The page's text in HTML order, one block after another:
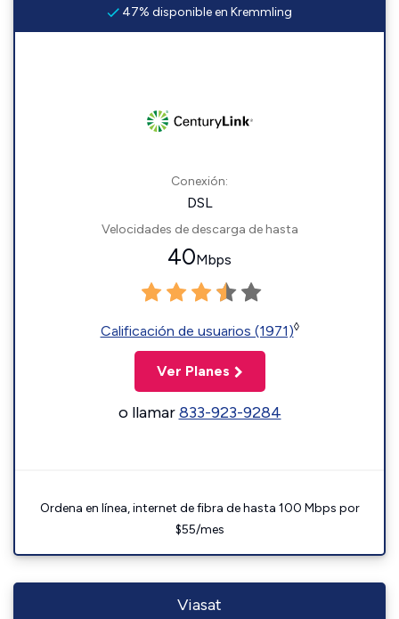
47% disponible en Kremmling
Conexión:
DSL
Velocidades de descarga de hasta
40Mbps
Calificación de usuarios (1971)◊
Ver Planes
o llamar833-923-9284
Ordena en línea, internet de fibra de hasta 100 Mbps por
$55/mes
Viasat